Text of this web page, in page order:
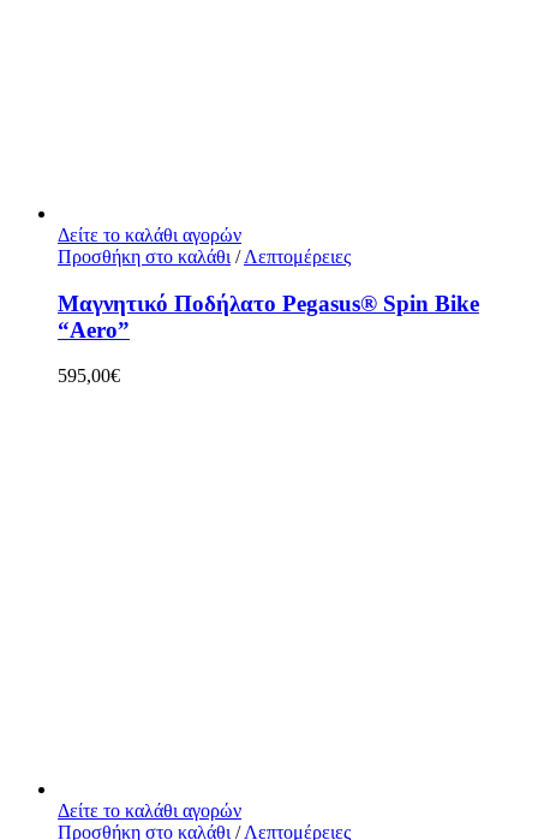
Δείτε το καλάθι αγορών
Προσθήκη στο καλάθι / Λεπτομέρειες
Μαγνητικό Ποδήλατο Pegasus® Spin Bike
“Aero”
595,00€
Δείτε το καλάθι αγορών
Προσθήκη στο καλάθι / Λεπτομέρειες